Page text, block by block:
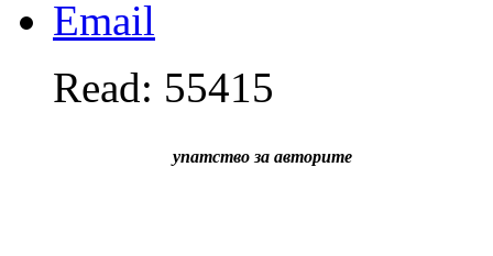
Read: 55415
упатство за авторите